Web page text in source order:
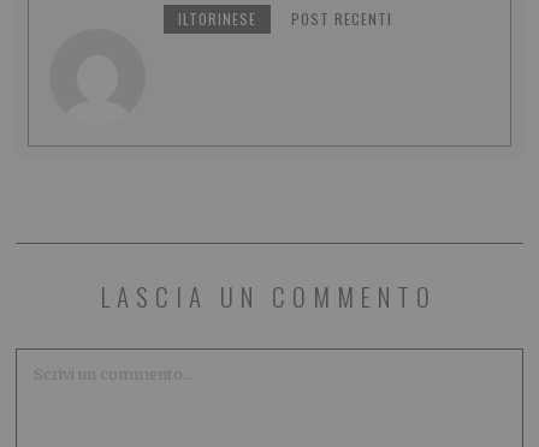
ILTORINESE POST RECENTI
LASCIA UN COMMENTO